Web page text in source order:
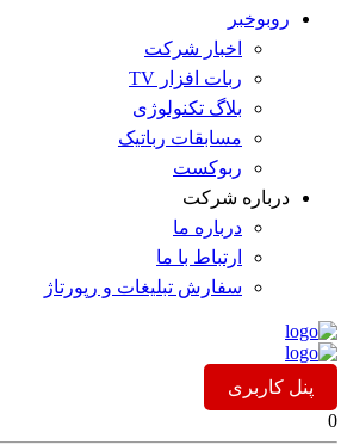
روبوخبر
اخبار شرکت
ربات افزار TV
بلاگ تکنولوژی
مسابقات رباتیک
ربوکست
درباره شرکت
درباره ما
ارتباط با ما
سفارش تبلیغات و رپورتاژ
پنل کاربری
0